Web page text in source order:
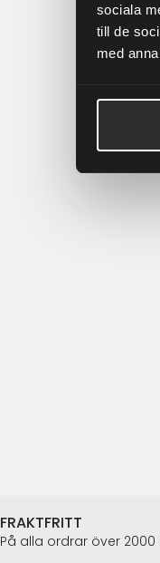
sociala
till de
med
FRAKTFRITT
På alla ordrar över 2000